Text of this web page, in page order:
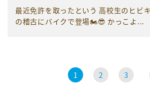
最近免許を取ったという 高校生のヒビ
の稽古にバイクで登場🏍️😎 かっこよ...
1 2 3